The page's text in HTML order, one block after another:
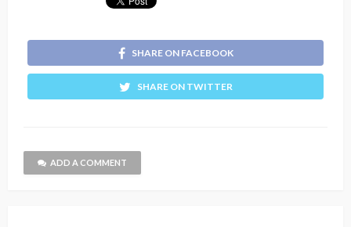
SHARE ON FACEBOOK
SHARE ON TWITTER
ADD A COMMENT